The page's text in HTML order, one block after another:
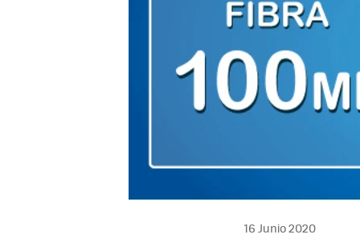
16 Junio 2020